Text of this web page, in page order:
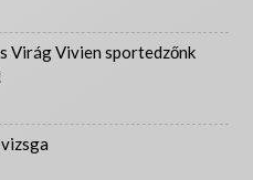
Virág Vivien sportedzőnk